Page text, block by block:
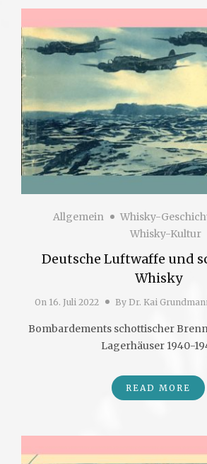
Allgemein
Whisky-
Whisky-Kultur
Deutsche Luftwaffe und
Whisky
On 16. Juli 2022 By Dr. Kai
Bombardements schottischer
Lagerhäuser 1940-
READ MORE